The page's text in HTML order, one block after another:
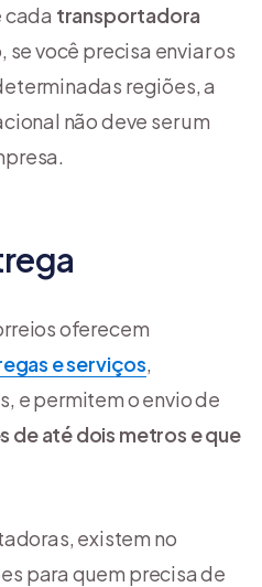
cada transportadora
se você precisa enviar os
regiões, a
não deve ser um
oferecem
e serviços,
e permitem o envio de
de até dois metros e que
existem no
para quem precisa de